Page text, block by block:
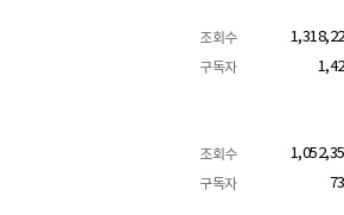
조회수
구독자
조회수
구독자